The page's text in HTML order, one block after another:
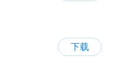
下载